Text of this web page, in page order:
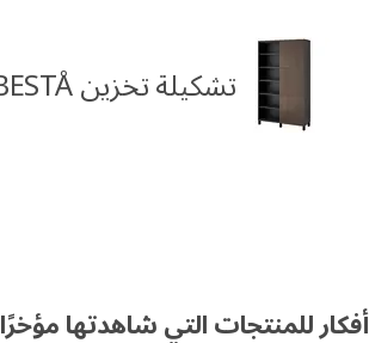
تشكيلة تخزين BESTÅ
أفكار للمنتجات التي شاهدتها مؤخرًا